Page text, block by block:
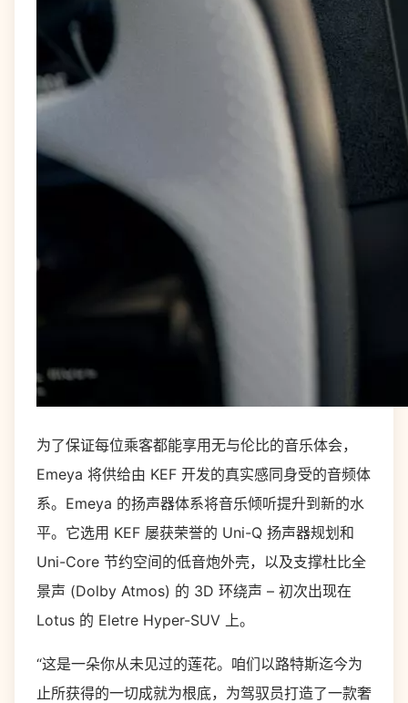
为了保证每位乘客都能享用无与伦比的音乐体会，
Emeya 将供给由 KEF 开发的真实感同身受的音频体
系。Emeya 的扬声器体系将音乐倾听提升到新的水
平。它选用 KEF 屡获荣誉的 Uni-Q 扬声器规划和
Uni-Core 节约空间的低音炮外壳，以及支撑杜比全
景声 (Dolby Atmos) 的 3D 环绕声 – 初次出现在
Lotus 的 Eletre Hyper-SUV 上。
“这是一朵你从未见过的莲花。咱们以路特斯迄今为
止所获得的一切成就为根底，为驾驭员打造了一款奢